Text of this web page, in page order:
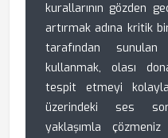
kurallarının gözden
artırmak adına kritik
tarafından
kullanmak, olası
tespit etmeyi
üzerindeki ses
yaklaşımla